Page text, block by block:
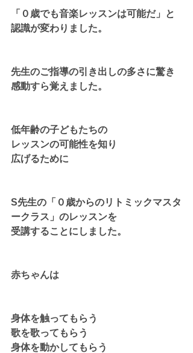
「０歳でも音楽レッスンは可能だ」と
認識が変わりました。
先生のご指導の引き出しの多さに驚き
感動すら覚えました。
低年齢の子どもたちの
レッスンの可能性を知り
広げるために
S先生の「０歳からのリトミックマスタ
ークラス」のレッスンを
受講することにしました。
赤ちゃんは
身体を触ってもらう
歌を歌ってもらう
身体を動かしてもらう